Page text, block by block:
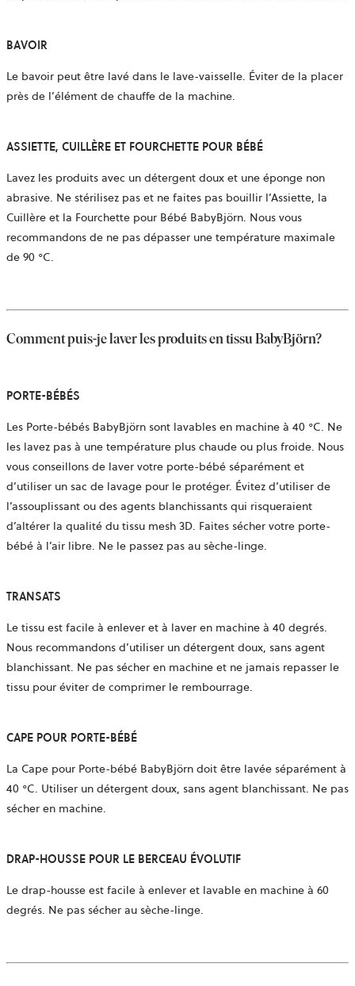
BAVOIR
Le bavoir peut être lavé dans le lave-vaisselle. Éviter de la placer
près de l’élément de chauffe de la machine.
ASSIETTE, CUILLÈRE ET FOURCHETTE POUR BÉBÉ
Lavez les produits avec un détergent doux et une éponge non
abrasive. Ne stérilisez pas et ne faites pas bouillir l’Assiette, la
Cuillère et la Fourchette pour Bébé BabyBjörn. Nous vous
recommandons de ne pas dépasser une température maximale
de 90 °C.
Comment puis-je laver les produits en tissu BabyBjörn?
PORTE-BÉBÉS
Les Porte-bébés BabyBjörn sont lavables en machine à 40 °C. Ne
les lavez pas à une température plus chaude ou plus froide. Nous
vous conseillons de laver votre porte-bébé séparément et
d’utiliser un sac de lavage pour le protéger. Évitez d’utiliser de
l’assouplissant ou des agents blanchissants qui risqueraient
d’altérer la qualité du tissu mesh 3D. Faites sécher votre porte-
bébé à l’air libre. Ne le passez pas au sèche-linge.
TRANSATS
Le tissu est facile à enlever et à laver en machine à 40 degrés.
Nous recommandons d’utiliser un détergent doux, sans agent
blanchissant. Ne pas sécher en machine et ne jamais repasser le
tissu pour éviter de comprimer le rembourrage.
CAPE POUR PORTE-BÉBÉ
La Cape pour Porte-bébé BabyBjörn doit être lavée séparément à
40 °C. Utiliser un détergent doux, sans agent blanchissant. Ne pas
sécher en machine.
DRAP-HOUSSE POUR LE BERCEAU ÉVOLUTIF
Le drap-housse est facile à enlever et lavable en machine à 60
degrés. Ne pas sécher au sèche-linge.